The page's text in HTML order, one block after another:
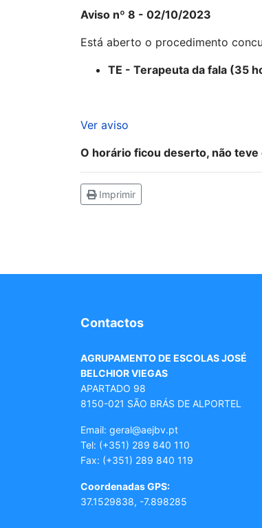
Aviso nº 8 - 02/10/2023
Está aberto o procedimento
TE - Terapeuta da fala (35
Ver aviso
O horário ficou deserto, não
Imprimir
Contactos
AGRUPAMENTO DE ESCOLAS JOSÉ
BELCHIOR VIEGAS
APARTADO 98
8150-021 SÃO BRÁS DE ALPORTEL
Email: geral@aejbv.pt
Tel: (+351) 289 840 110
Fax: (+351) 289 840 119
Coordenadas GPS:
37.1529838, -7.898285